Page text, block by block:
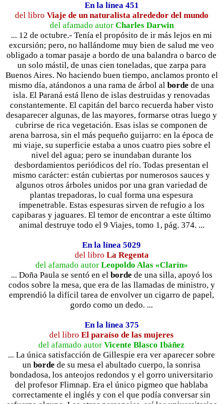
En la línea 451
del libro Viaje de un naturalista alrededor del mundo
del afamado autor Charles Darwin
... 12 de octubre.- Tenía el propósito de ir más lejos en mi
excursión; pero, no hallándome muy bien de salud me veo
obligado a tomar pasaje a bordo de una balandra o barco de
un solo mástil, de unas cien toneladas, que zarpa para
Buenos Aires. No haciendo buen tiempo, anclamos pronto el
mismo día, atándonos a una rama de árbol al borde de una
isla. El Paraná está lleno de islas destruidas y renovadas
constantemente. El capitán del barco recuerda haber visto
desaparecer algunas, de las mayores, formarse otras luego y
cubrirse de rica vegetación. Esas islas se componen de
arena barrosa, sin el más pequeño guijarro: en la época de
mi viaje, su superficie estaba a unos cuatro pies sobre el
nivel del agua; pero se inundaban durante los
desbordamientos periódicos del río. Todas presentan el
mismo carácter: están cubiertas por numerosos sauces y
algunos otros árboles unidos por una gran variedad de
plantas trepadoras, lo cual forma una espesura
impenetrable. Estas espesuras sirven de refugio a los
capibaras y jaguares. El temor de encontrar a este último
animal destruye todo el 9 Viajes, tomo 1, pág. 374. ...
En la línea 5029
del libro La Regenta
del afamado autor Leopoldo Alas «Clarín»
... Doña Paula se sentó en el borde de una silla, apoyó los
codos sobre la mesa, que era de las llamadas de ministro, y
emprendió la difícil tarea de envolver un cigarro de papel,
gordo como un dedo. ...
En la línea 375
del libro El paraíso de las mujeres
del afamado autor Vicente Blasco Ibáñez
... La única satisfacción de Gillespie era ver aparecer sobre
un borde de su mesa el abultado cuerpo, la sonrisa
bondadosa, los anteojos redondos y el gorro universitario
del profesor Flimnap. Era el único pigmeo que hablaba
correctamente el inglés y con el que podía conversar sin